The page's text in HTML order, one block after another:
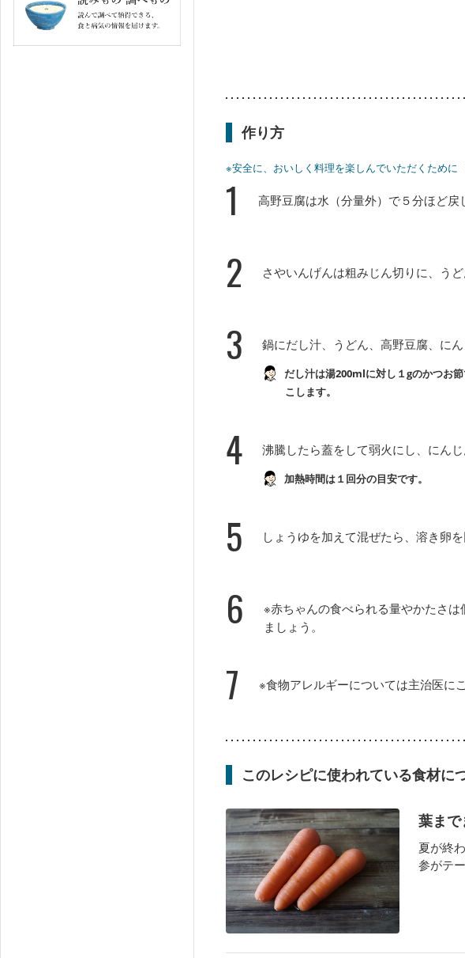
作り方
※安全に、おいしく料理を楽しんでいただくために
1 高野豆腐は水（分量外）で５分ほど戻
2 さやいんげんは粗みじん切りに、う
3 鍋にだし汁、うどん、高野豆腐、に
だし汁は湯200mlに対し１gのかつお
こします。
4 沸騰したら蓋をして弱火にし、にん
加熱時間は１回分の目安です。
5 しょうゆを加えて混ぜたら、溶き卵
6
※赤ちゃんの食べられる量やかたさ
ましょう。
7 ※食物アレルギーについては主治医に
このレシピに使われている食材に
葉まで
夏が終
参がテ